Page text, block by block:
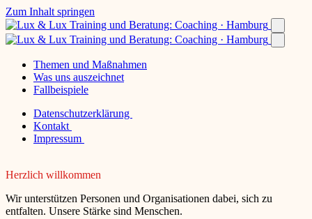
Zum Inhalt springen
Themen und Maßnahmen
Was uns auszeichnet
Fallbeispiele
Datenschutzerklärung
Kontakt
Impressum
Herzlich willkommen
Wir unterstützen Personen und Organisationen dabei, sich zu
entfalten. Unsere Stärke sind Menschen.